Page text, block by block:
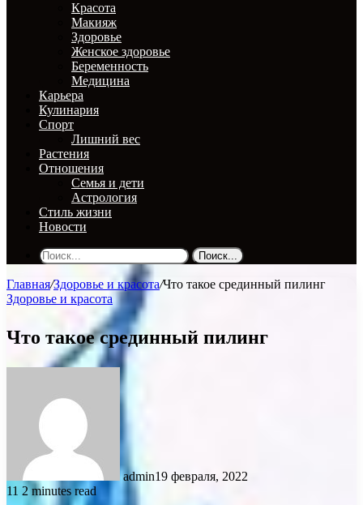
Красота
Макияж
Здоровье
Женское здоровье
Беременность
Медицина
Карьера
Кулинария
Спорт
Лишний вес
Растения
Отношения
Семья и дети
Астрология
Стиль жизни
Новости
Поиск...
Главная/Здоровье и красота/Что такое срединный пилинг
Здоровье и красота
Что такое срединный пилинг
admin19 февраля, 2022
11 2 minutes read